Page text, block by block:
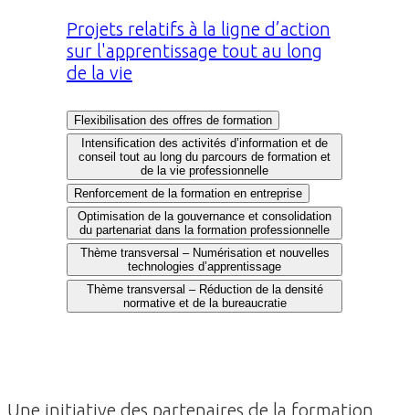
Projets relatifs à la ligne d’action
sur l'apprentissage tout au long
de la vie
Flexibilisation des offres de formation
Intensification des activités d’information et de
conseil tout au long du parcours de formation et
de la vie professionnelle
Renforcement de la formation en entreprise
Optimisation de la gouvernance et consolidation
du partenariat dans la formation professionnelle
Thème transversal – Numérisation et nouvelles
technologies d’apprentissage
Thème transversal – Réduction de la densité
normative et de la bureaucratie
Une initiative des partenaires de la formation